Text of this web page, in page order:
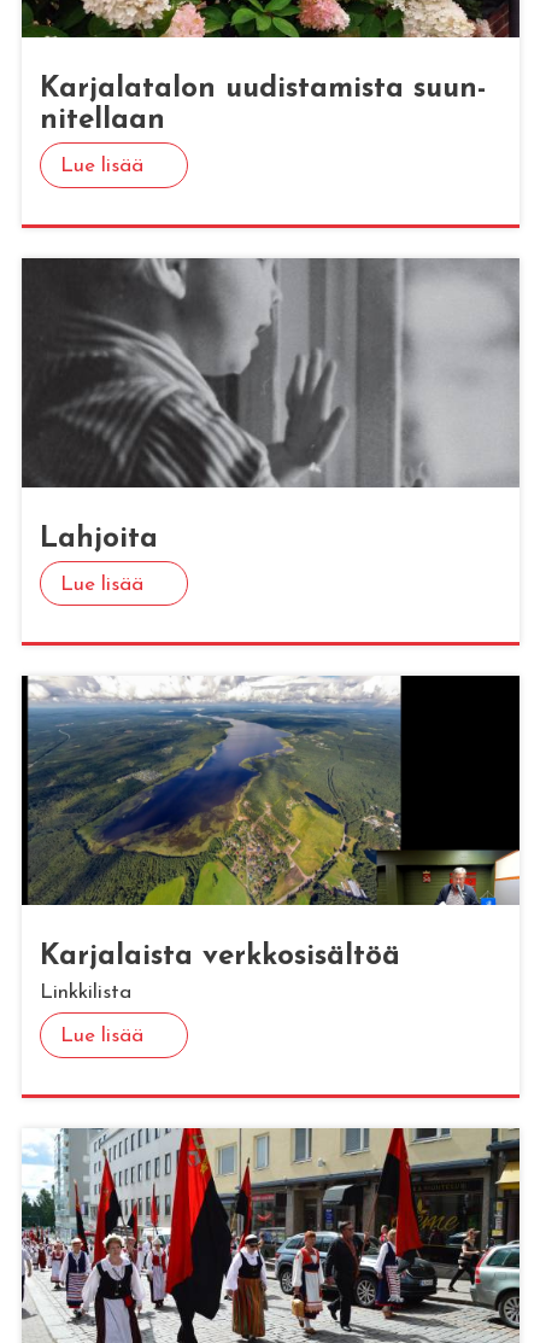
Kar­ja­la­ta­lon uu­dis­ta­mis­ta suun­
ni­tel­laan
Lue lisää
Lah­joi­ta
Lue lisää
Kar­ja­lais­ta verk­ko­si­säl­töä
Linkkilista
Lue lisää